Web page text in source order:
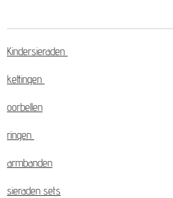
Kindersieraden
kettingen
oorbellen
ringen
armbanden
sieraden sets